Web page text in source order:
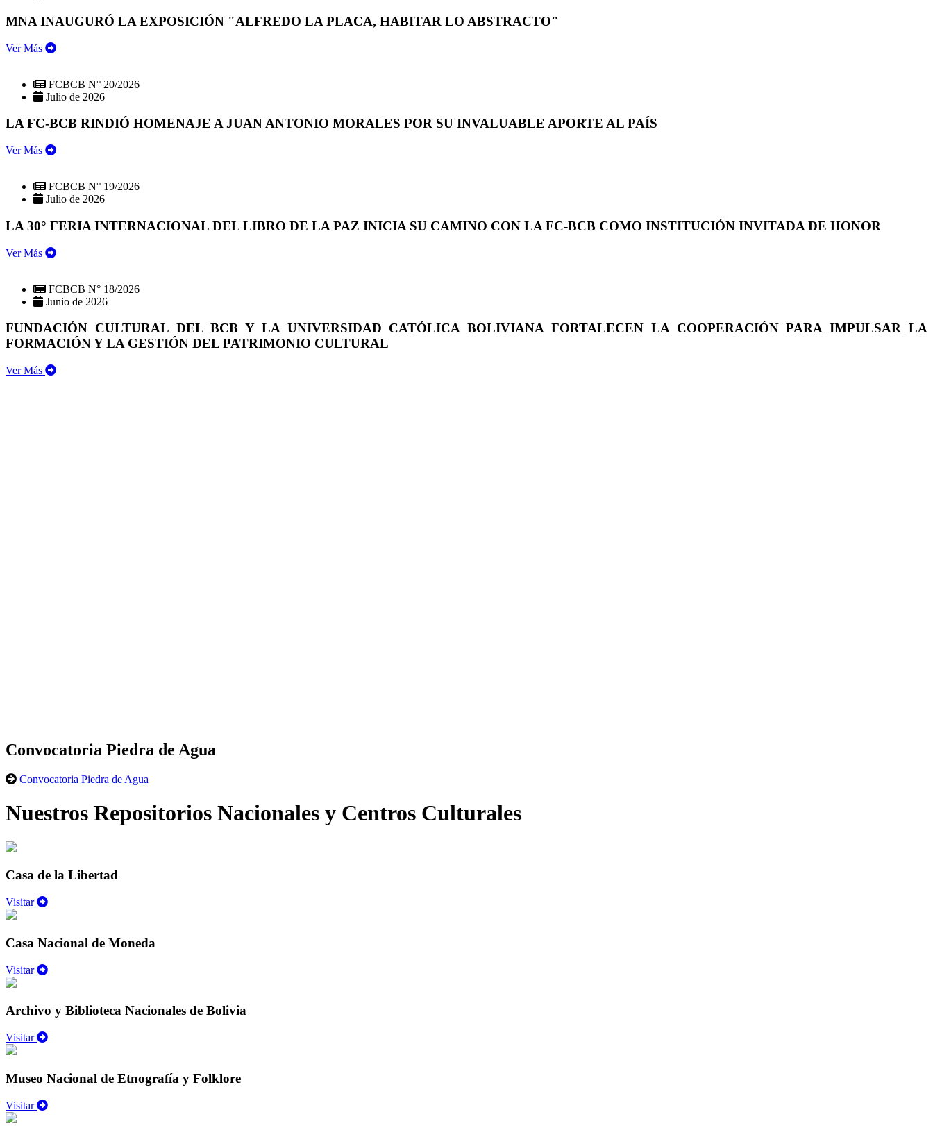
MNA INAUGURÓ LA EXPOSICIÓN "ALFREDO LA PLACA, HABITAR LO ABSTRACTO"
Ver Más
FCBCB N° 20/2026
Julio de 2026
LA FC-BCB RINDIÓ HOMENAJE A JUAN ANTONIO MORALES POR SU INVALUABLE APORTE AL PAÍS
Ver Más
FCBCB N° 19/2026
Julio de 2026
LA 30° FERIA INTERNACIONAL DEL LIBRO DE LA PAZ INICIA SU CAMINO CON LA FC-BCB COMO INSTITUCIÓN INVITADA DE HONOR
Ver Más
FCBCB N° 18/2026
Junio de 2026
FUNDACIÓN CULTURAL DEL BCB Y LA UNIVERSIDAD CATÓLICA BOLIVIANA FORTALECEN LA COOPERACIÓN PARA IMPULSAR LA
FORMACIÓN Y LA GESTIÓN DEL PATRIMONIO CULTURAL
Ver Más
Convocatoria Piedra de Agua
Convocatoria Piedra de Agua
Nuestros Repositorios Nacionales y Centros Culturales
Casa de la Libertad
Visitar
Casa Nacional de Moneda
Visitar
Archivo y Biblioteca Nacionales de Bolivia
Visitar
Museo Nacional de Etnografía y Folklore
Visitar